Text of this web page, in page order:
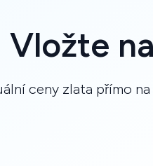
Vložte
ceny zlata přímo